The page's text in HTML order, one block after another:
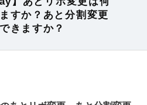
すか？あと分割変更
きますか？